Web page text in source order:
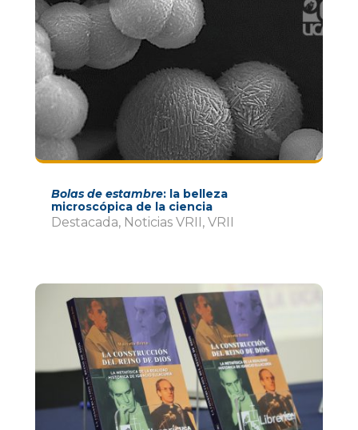
Bolas de estambre: la belleza
microscópica de la ciencia
Destacada, Noticias VRII, VRII